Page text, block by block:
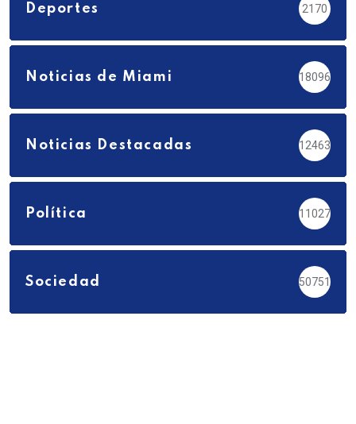
Deportes 2170
Noticias de Miami 18096
Noticias Destacadas 12463
Política 11027
Sociedad 50751